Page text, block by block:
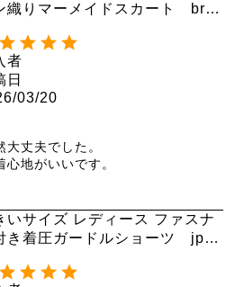
織りマーメイドスカート bro-
者
日
03/20
丈夫でした。
地がいいです。
いサイズ レディース ファスナ
き着圧ガードルショーツ jp57